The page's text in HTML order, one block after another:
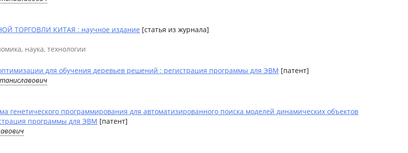
КИТАЯ : научное издание [статья из журнала]
наука, технологии
для обучения деревьев решений : регистрация программы для ЭВМ [патент]
генетического программирования для автоматизированного поиска моделей динамических объектов
программы для ЭВМ [патент]